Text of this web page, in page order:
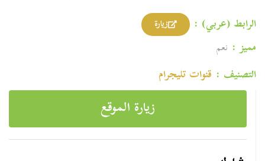
الرابط (عربي) :
زيارة
مميز : نعم
التصنيف : قنوات تليجرام
زيارة الموقع